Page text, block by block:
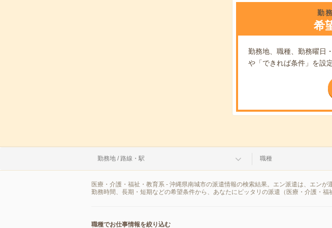
勤
希
勤務地、職種、勤務曜日
や「できれば条件」を設
勤務地 / 路線・駅 職種
医療・介護・福祉・教育系 - 沖縄県南城市の派遣情報の検索結果。エン派遣は、エン
勤務時間、長期・短期などの希望条件から、あなたにピッタリの派遣（医療・介護・福
職種でお仕事情報を絞り込む